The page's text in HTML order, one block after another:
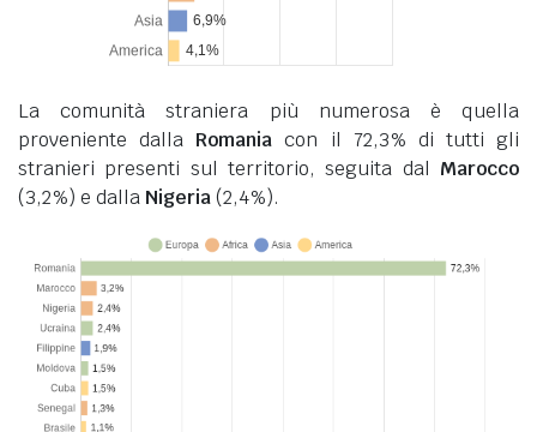
La comunità straniera più numerosa è quella
proveniente dalla Romania con il 72,3% di tutti gli
stranieri presenti sul territorio, seguita dal Marocco
(3,2%) e dalla Nigeria(2,4%).